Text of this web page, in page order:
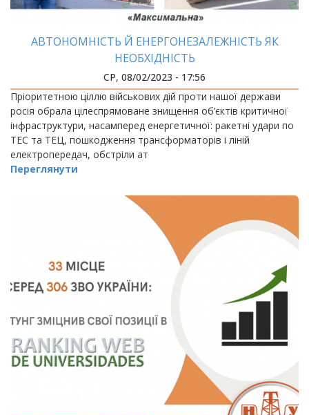
АВТОНОМНІСТЬ Й ЕНЕРГОНЕЗАЛЕЖНІСТЬ ЯК
НЕОБХІДНІСТЬ
СР, 08/02/2023 - 17:56
Пріоритетною ціллю військових дій проти нашої держави
росія обрала цілеспрямоване знищення об’єктів критичної
інфраструктури, насамперед енергетичної: ракетні удари по
ТЕС та ТЕЦ, пошкодження трансформаторів і ліній
електропередач, обстріли ат
Переглянути